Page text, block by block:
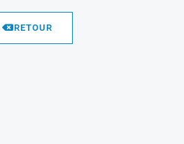
RETOUR